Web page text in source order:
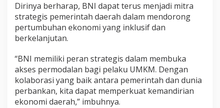
Dirinya berharap, BNI dapat terus menjadi mitra
strategis pemerintah daerah dalam mendorong
pertumbuhan ekonomi yang inklusif dan
berkelanjutan.
“BNI memiliki peran strategis dalam membuka
akses permodalan bagi pelaku UMKM. Dengan
kolaborasi yang baik antara pemerintah dan dunia
perbankan, kita dapat memperkuat kemandirian
ekonomi daerah,” imbuhnya.